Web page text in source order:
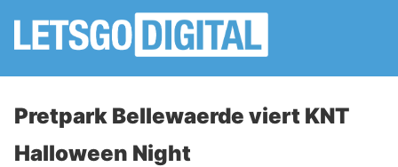
Pretpark Bellewaerde viert KNT
Halloween Night